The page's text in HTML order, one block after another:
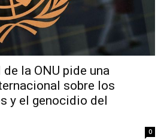
la ONU pide una
sobre los
y el genocidio del
0